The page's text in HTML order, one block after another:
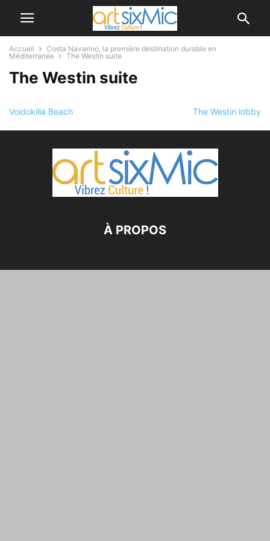
Accueil
Costa Navarino, la première destination durable en
Méditerranée
The Westin suite
The Westin suite
Voidokilia Beach The Westin lobby
À PROPOS